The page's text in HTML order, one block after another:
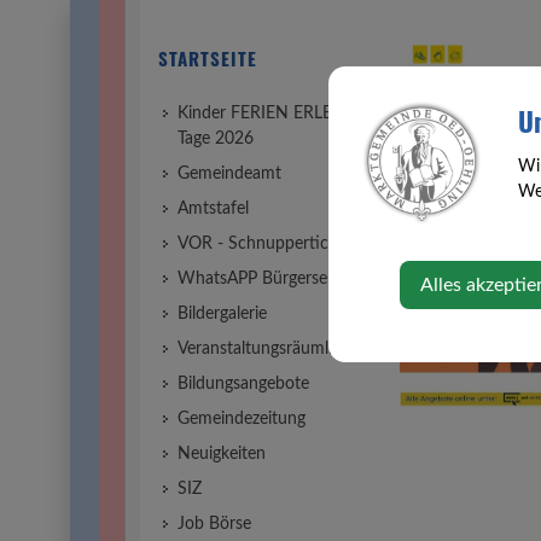
STARTSEITE
Kinder FERIEN ERLEBNIS
Tage 2026
Gemeindeamt
Amtstafel
VOR - Schnupperticket
WhatsAPP Bürgerservice
Bildergalerie
Veranstaltungsräumlichkeiten
Bildungsangebote
Gemeindezeitung
Neuigkeiten
SIZ
Job Börse
Alles